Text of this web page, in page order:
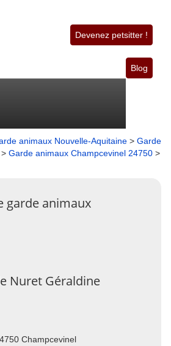
Devenez petsitter !
Blog
animaux Nouvelle-Aquitaine > Garde
> Garde animaux Champcevinel 24750 >
garde animaux
Nuret Géraldine
Champcevinel